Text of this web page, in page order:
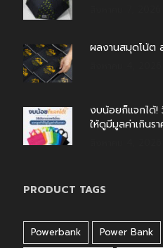
ผลงานสมุดโน้ต
งบน้อยก็แจกได้!
ให้ดูมีมูลค่าเกินรา
PRODUCT TAGS
Powerbank Power Bank